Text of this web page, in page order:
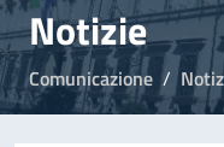
Notizie
Comunicazione